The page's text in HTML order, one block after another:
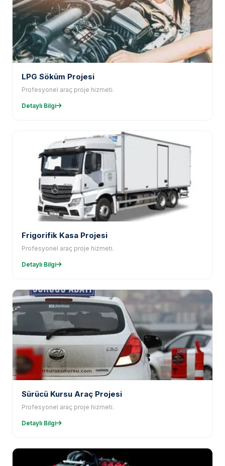
LPG Söküm Projesi
Profesyonel araç proje hizmeti.
Detaylı Bilgi
Frigorifik Kasa Projesi
Profesyonel araç proje hizmeti.
Detaylı Bilgi
Sürücü Kursu Araç Projesi
Profesyonel araç proje hizmeti.
Detaylı Bilgi